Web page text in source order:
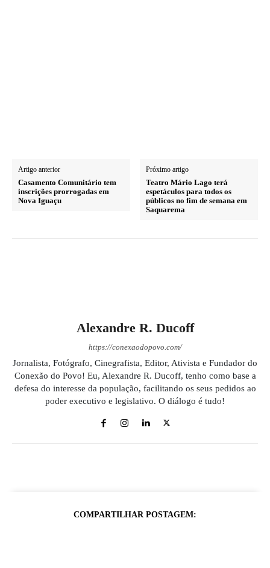
Artigo anterior
Casamento Comunitário tem
inscrições prorrogadas em
Nova Iguaçu
Próximo artigo
Teatro Mário Lago terá
espetáculos para todos os
públicos no fim de semana em
Saquarema
Alexandre R. Ducoff
https://conexaodopovo.com/
Jornalista, Fotógrafo, Cinegrafista, Editor, Ativista e Fundador do
Conexão do Povo! Eu, Alexandre R. Ducoff, tenho como base a
defesa do interesse da população, facilitando os seus pedidos ao
poder executivo e legislativo. O diálogo é tudo!
COMPARTILHAR POSTAGEM: